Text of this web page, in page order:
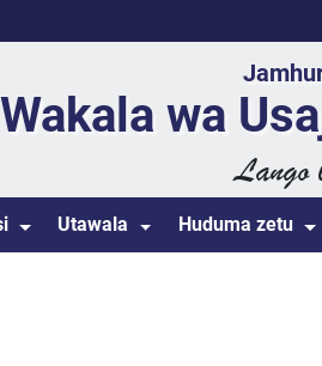
Wakala wa
Utawala Huduma zetu